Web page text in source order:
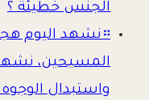
الجنس خطيئة ؟
።نشهد اليوم
المسيحين،
واستبدال